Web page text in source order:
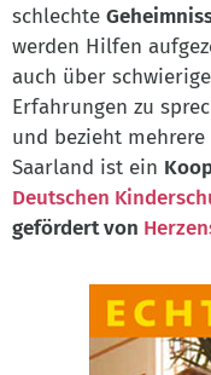
schlechte
werden Hilfen
auch über
Erfahrungen zu
und bezieht
Saarland ist ein
Deutschen
gefördert von